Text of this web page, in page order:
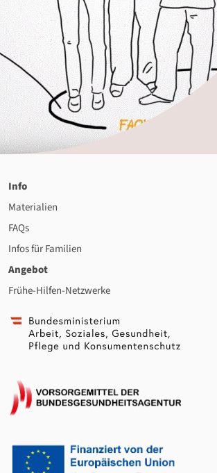
Info
Materialien
FAQs
Infos für Familien
Angebot
Frühe-Hilfen-Netzwerke